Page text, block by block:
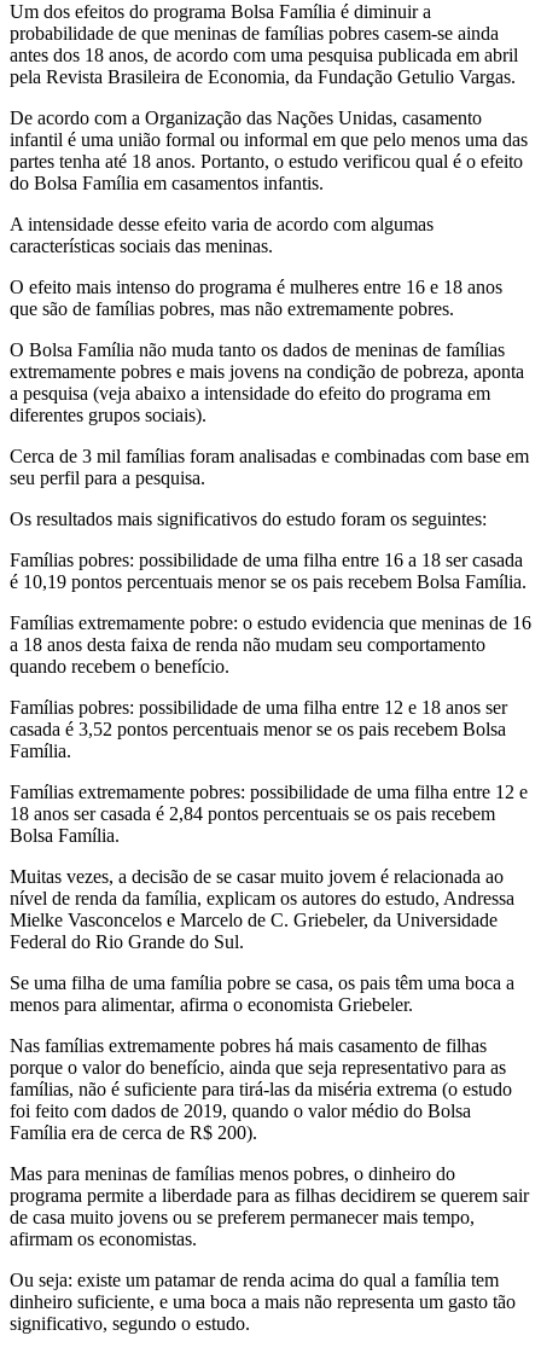
Um dos efeitos do programa Bolsa Família é diminuir a
probabilidade de que meninas de famílias pobres casem-se ainda
antes dos 18 anos, de acordo com uma pesquisa publicada em abril
pela Revista Brasileira de Economia, da Fundação Getulio Vargas.
De acordo com a Organização das Nações Unidas, casamento
infantil é uma união formal ou informal em que pelo menos uma das
partes tenha até 18 anos. Portanto, o estudo verificou qual é o efeito
do Bolsa Família em casamentos infantis.
A intensidade desse efeito varia de acordo com algumas
características sociais das meninas.
O efeito mais intenso do programa é mulheres entre 16 e 18 anos
que são de famílias pobres, mas não extremamente pobres.
O Bolsa Família não muda tanto os dados de meninas de famílias
extremamente pobres e mais jovens na condição de pobreza, aponta
a pesquisa (veja abaixo a intensidade do efeito do programa em
diferentes grupos sociais).
Cerca de 3 mil famílias foram analisadas e combinadas com base em
seu perfil para a pesquisa.
Os resultados mais significativos do estudo foram os seguintes:
Famílias pobres: possibilidade de uma filha entre 16 a 18 ser casada
é 10,19 pontos percentuais menor se os pais recebem Bolsa Família.
Famílias extremamente pobre: o estudo evidencia que meninas de 16
a 18 anos desta faixa de renda não mudam seu comportamento
quando recebem o benefício.
Famílias pobres: possibilidade de uma filha entre 12 e 18 anos ser
casada é 3,52 pontos percentuais menor se os pais recebem Bolsa
Família.
Famílias extremamente pobres: possibilidade de uma filha entre 12 e
18 anos ser casada é 2,84 pontos percentuais se os pais recebem
Bolsa Família.
Muitas vezes, a decisão de se casar muito jovem é relacionada ao
nível de renda da família, explicam os autores do estudo, Andressa
Mielke Vasconcelos e Marcelo de C. Griebeler, da Universidade
Federal do Rio Grande do Sul.
Se uma filha de uma família pobre se casa, os pais têm uma boca a
menos para alimentar, afirma o economista Griebeler.
Nas famílias extremamente pobres há mais casamento de filhas
porque o valor do benefício, ainda que seja representativo para as
famílias, não é suficiente para tirá-las da miséria extrema (o estudo
foi feito com dados de 2019, quando o valor médio do Bolsa
Família era de cerca de R$ 200).
Mas para meninas de famílias menos pobres, o dinheiro do
programa permite a liberdade para as filhas decidirem se querem sair
de casa muito jovens ou se preferem permanecer mais tempo,
afirmam os economistas.
Ou seja: existe um patamar de renda acima do qual a família tem
dinheiro suficiente, e uma boca a mais não representa um gasto tão
significativo, segundo o estudo.